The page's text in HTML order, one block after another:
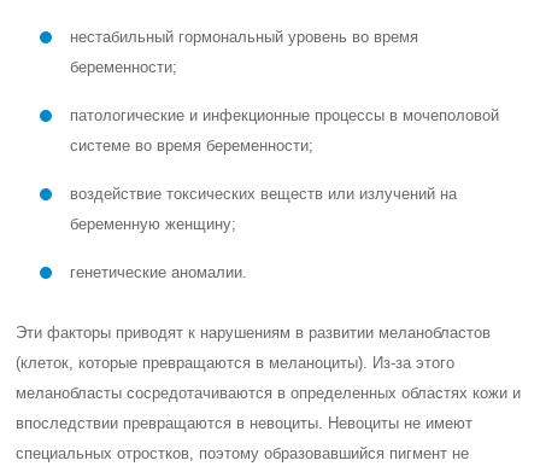
нестабильный гормональный уровень во время
беременности;
патологические и инфекционные процессы в мочеполовой
системе во время беременности;
воздействие токсических веществ или излучений на
беременную женщину;
генетические аномалии.
Эти факторы приводят к нарушениям в развитии меланобластов
(клеток, которые превращаются в меланоциты). Из-за этого
меланобласты сосредотачиваются в определенных областях кожи и
впоследствии превращаются в невоциты. Невоциты не имеют
специальных отростков, поэтому образовавшийся пигмент не